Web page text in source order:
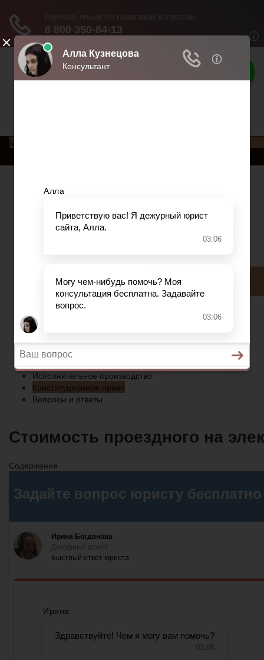
Права россиян
Меню
Социальное обеспечение
Квитанции ЖКХ
Конституционное право
Вопросы и ответы
Главная
Социальное обеспечение
Квитанции ЖКХ
Исполнительное производство
Конституционное право
Вопросы и ответы
Стоимость проездного на
Содержание